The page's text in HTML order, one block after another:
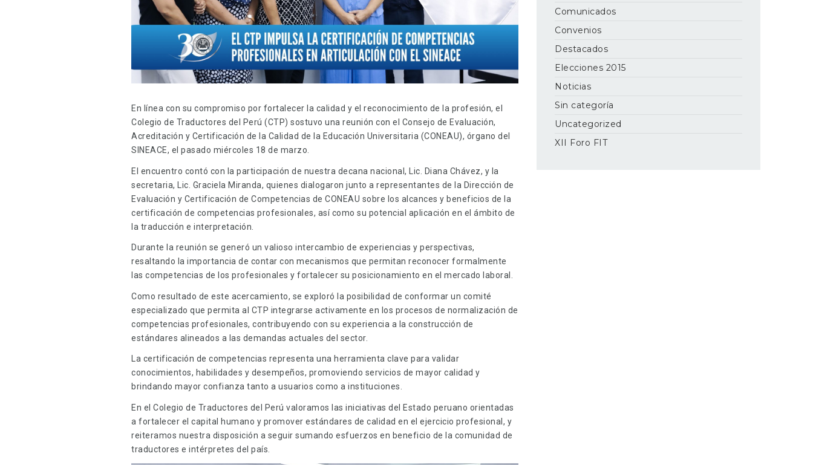
En línea con su compromiso por fortalecer la calidad y el reconocimiento de la profesión, el
Colegio de Traductores del Perú (CTP) sostuvo una reunión con el Consejo de Evaluación,
Acreditación y Certificación de la Calidad de la Educación Universitaria (CONEAU), órgano del
SINEACE, el pasado miércoles 18 de marzo.
El encuentro contó con la participación de nuestra decana nacional, Lic. Diana Chávez, y la
secretaria, Lic. Graciela Miranda, quienes dialogaron junto a representantes de la Dirección de
Evaluación y Certificación de Competencias de CONEAU sobre los alcances y beneficios de la
certificación de competencias profesionales, así como su potencial aplicación en el ámbito de
la traducción e interpretación.
Durante la reunión se generó un valioso intercambio de experiencias y perspectivas,
resaltando la importancia de contar con mecanismos que permitan reconocer formalmente
las competencias de los profesionales y fortalecer su posicionamiento en el mercado laboral.
Como resultado de este acercamiento, se exploró la posibilidad de conformar un comité
especializado que permita al CTP integrarse activamente en los procesos de normalización de
competencias profesionales, contribuyendo con su experiencia a la construcción de
estándares alineados a las demandas actuales del sector.
La certificación de competencias representa una herramienta clave para validar
conocimientos, habilidades y desempeños, promoviendo servicios de mayor calidad y
brindando mayor confianza tanto a usuarios como a instituciones.
En el Colegio de Traductores del Perú valoramos las iniciativas del Estado peruano orientadas
a fortalecer el capital humano y promover estándares de calidad en el ejercicio profesional, y
reiteramos nuestra disposición a seguir sumando esfuerzos en beneficio de la comunidad de
traductores e intérpretes del país.
Comunicados
Convenios
Destacados
Elecciones 2015
Noticias
Sin categoría
Uncategorized
XII Foro FIT